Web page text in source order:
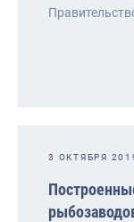
3 ОКТЯБРЯ